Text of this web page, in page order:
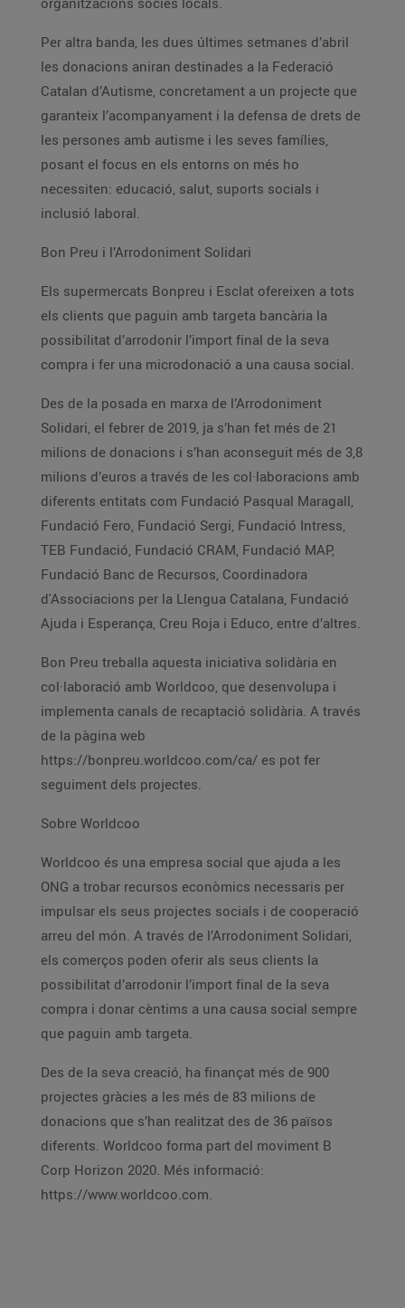
Per altra banda, les dues últimes setmanes d’abril
les donacions aniran destinades a la Federació
Catalan d’Autisme, concretament a un projecte que
garanteix l’acompanyament i la defensa de drets de
les persones amb autisme i les seves famílies,
posant el focus en els entorns on més ho
necessiten: educació, salut, suports socials i
inclusió laboral.
Bon Preu i l’Arrodoniment Solidari
Els supermercats Bonpreu i Esclat ofereixen a tots
els clients que paguin amb targeta bancària la
possibilitat d’arrodonir l’import final de la seva
compra i fer una microdonació a una causa social.
Des de la posada en marxa de l’Arrodoniment
Solidari, el febrer de 2019, ja s’han fet més de 21
milions de donacions i s’han aconseguit més de 3,8
milions d’euros a través de les col·laboracions amb
diferents entitats com Fundació Pasqual Maragall,
Fundació Fero, Fundació Sergi, Fundació Intress,
TEB Fundació, Fundació CRAM, Fundació MAP,
Fundació Banc de Recursos, Coordinadora
d'Associacions per la Llengua Catalana, Fundació
Ajuda i Esperança, Creu Roja i Educo, entre d’altres.
Bon Preu treballa aquesta iniciativa solidària en
col·laboració amb Worldcoo, que desenvolupa i
implementa canals de recaptació solidària. A través
de la pàgina web
https://bonpreu.worldcoo.com/ca/ es pot fer
seguiment dels projectes.
Sobre Worldcoo
Worldcoo és una empresa social que ajuda a les
ONG a trobar recursos econòmics necessaris per
impulsar els seus projectes socials i de cooperació
arreu del món. A través de l’Arrodoniment Solidari,
els comerços poden oferir als seus clients la
possibilitat d’arrodonir l’import final de la seva
compra i donar cèntims a una causa social sempre
que paguin amb targeta.
Des de la seva creació, ha finançat més de 900
projectes gràcies a les més de 83 milions de
donacions que s’han realitzat des de 36 països
diferents. Worldcoo forma part del moviment B
Corp Horizon 2020. Més informació:
https://www.worldcoo.com.